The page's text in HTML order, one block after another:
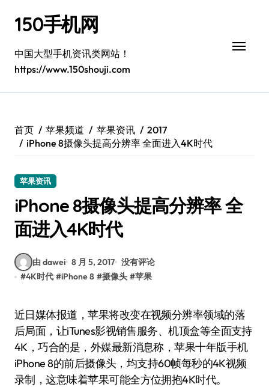
150手机网
中国大型手机资讯类网站！
https://www.150shouji.com
首页 苹果频道 苹果资讯
2017
iPhone 8摄像头提高分辨率 全面进入4K时代
苹果资讯
iPhone 8摄像头提高分辨率 全
面进入4K时代
由 dawei 8 月 5, 2017 没有评论
#4K时代 #iPhone 8 #摄像头 #苹果
近日媒体报道，苹果将改变在视频分辨率领域的落
后局面，让iTunes影视销售服务、机顶盒等全面支持
4K，巧合的是，外媒最新消息称，苹果十年版手机
iPhone 8的前后摄像头，均支持60帧每秒的4K视频
录制，这意味着苹果可能全方位拥抱4K时代。